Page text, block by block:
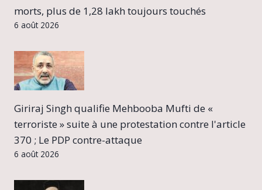
morts, plus de 1,28 lakh toujours touchés
6 août 2026
Giriraj Singh qualifie Mehbooba Mufti de «
terroriste » suite à une protestation contre l'article
370 ; Le PDP contre-attaque
6 août 2026